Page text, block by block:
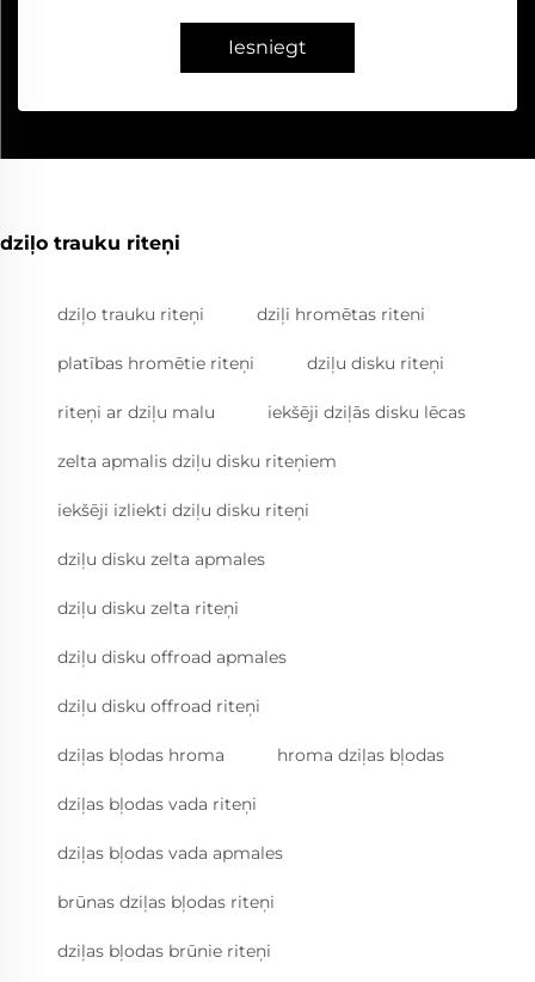
Iesniegt
dziļo trauku riteņi
dziļo trauku riteņi dziļi hromētas riteni
platības hromētie riteņi dziļu disku riteņi
riteņi ar dziļu malu iekšēji dziļās disku lēcas
zelta apmalis dziļu disku riteņiem
iekšēji izliekti dziļu disku riteņi
dziļu disku zelta apmales
dziļu disku zelta riteņi
dziļu disku offroad apmales
dziļu disku offroad riteņi
dziļas bļodas hroma hroma dziļas bļodas
dziļas bļodas vada riteņi
dziļas bļodas vada apmales
brūnas dziļas bļodas riteņi
dziļas bļodas brūnie riteņi